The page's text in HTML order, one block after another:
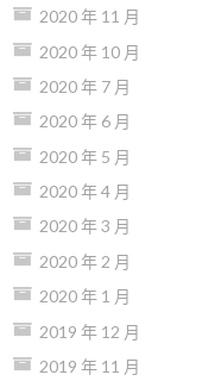
2020 年 11 月
2020 年 10 月
2020 年 7 月
2020 年 6 月
2020 年 5 月
2020 年 4 月
2020 年 3 月
2020 年 2 月
2020 年 1 月
2019 年 12 月
2019 年 11 月